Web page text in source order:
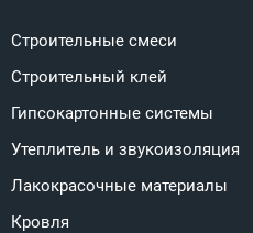
Строительные смеси
Строительный клей
Гипсокартонные системы
Утеплитель и звукоизоляция
Лакокрасочные материалы
Кровля